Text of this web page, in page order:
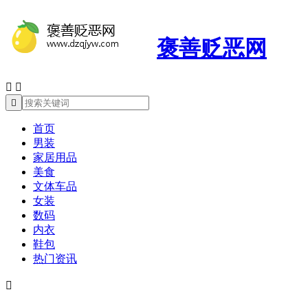
褒善贬恶网
 

首页
男装
家居用品
美食
文体车品
女装
数码
内衣
鞋包
热门资讯
